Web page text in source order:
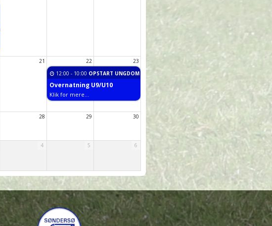
21 22
23
12:00 - 10:00 OPSTART UNGDOM
Overnatning U9/U10
Klik for mere...
28 29 30
4 5 6